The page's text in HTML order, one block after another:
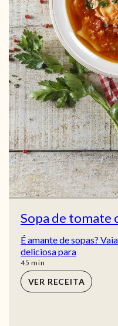
Sopa de tomate
É amante de sopas?
deliciosa para
45 min
min
VER RECEITA